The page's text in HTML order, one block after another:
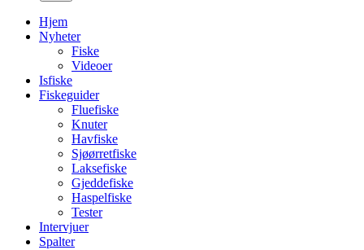
Hjem
Nyheter
Fiske
Videoer
Isfiske
Fiskeguider
Fluefiske
Knuter
Havfiske
Sjøørretfiske
Laksefiske
Gjeddefiske
Haspelfiske
Tester
Intervjuer
Spalter